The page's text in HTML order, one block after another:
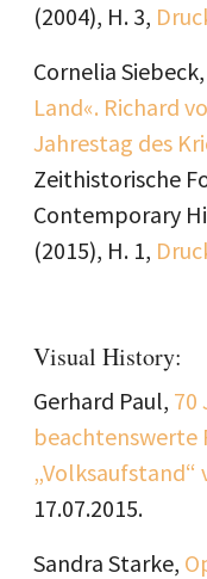
(2004), H. 3,
Cornelia Siebeck,
Land«. Richard
Jahrestag des
Zeithistorische
Contemporary
(2015), H. 1,
Visual History:
Gerhard Paul, 70
beachtenswerte
„Volksaufstand“
17.07.2015.
Sandra Starke,